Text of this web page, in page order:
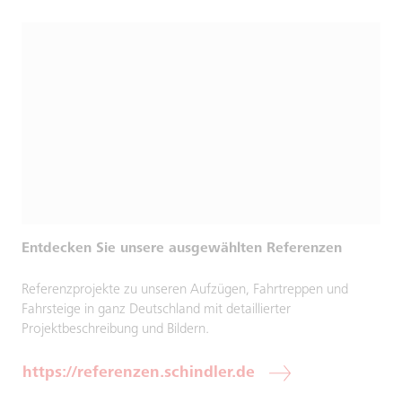
Entdecken Sie unsere ausgewählten Referenzen
Referenzprojekte zu unseren Aufzügen, Fahrtreppen und
Fahrsteige in ganz Deutschland mit detaillierter
Projektbeschreibung und Bildern.
https://referenzen.schindler.de